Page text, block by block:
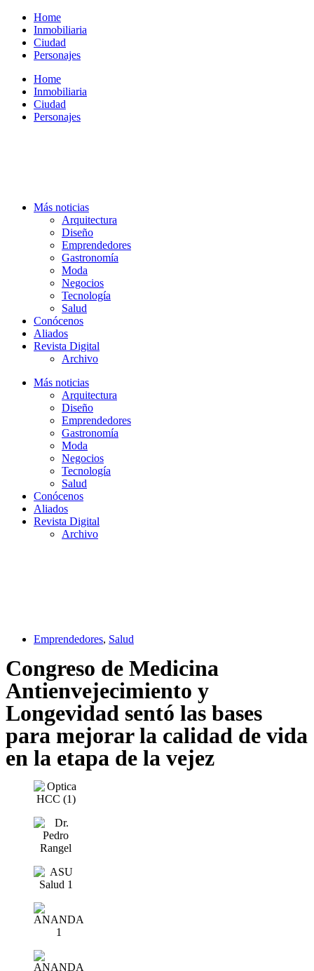
contenido
Home
Inmobiliaria
Ciudad
Personajes
Home
Inmobiliaria
Ciudad
Personajes
Más noticias
Arquitectura
Diseño
Emprendedores
Gastronomía
Moda
Negocios
Tecnología
Salud
Conócenos
Aliados
Revista Digital
Archivo
Más noticias
Arquitectura
Diseño
Emprendedores
Gastronomía
Moda
Negocios
Tecnología
Salud
Conócenos
Aliados
Revista Digital
Archivo
Emprendedores, Salud
Congreso de Medicina
Antienvejecimiento y
Longevidad sentó las bases
para mejorar la calidad de vida
en la etapa de la vejez